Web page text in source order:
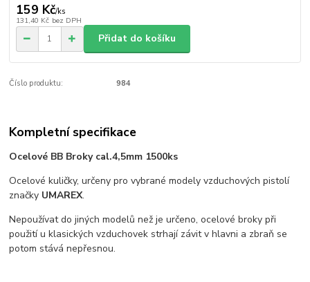
159 Kč/ks
131,40 Kč bez DPH
Přidat do košíku
Číslo produktu: 984
Kompletní specifikace
Ocelové BB Broky cal.4,5mm 1500ks
Ocelové kuličky, určeny pro vybrané modely vzduchových pistolí
značky UMAREX.
Nepoužívat do jiných modelů než je určeno, ocelové broky při
použití u klasických vzduchovek strhají závit v hlavni a zbraň se
potom stává nepřesnou.